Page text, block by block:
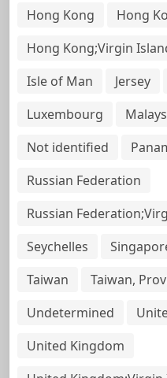
Hong Kong
Hong
Hong Kong;Virgin
Isle of Man
Jersey
Luxembourg
Not identified
Russian Federation
Russian
Seychelles
Taiwan
Taiwan,
Undetermined
United Kingdom